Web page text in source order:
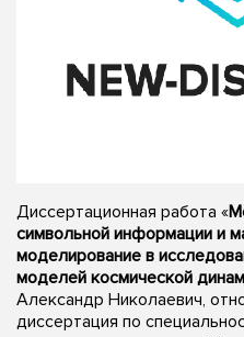
Диссертационная работа «
символьной информации и
моделирование в
моделей космической
Александр Николаевич,
диссертация по